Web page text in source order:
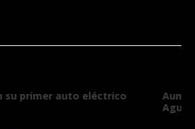
y el empleo formal en